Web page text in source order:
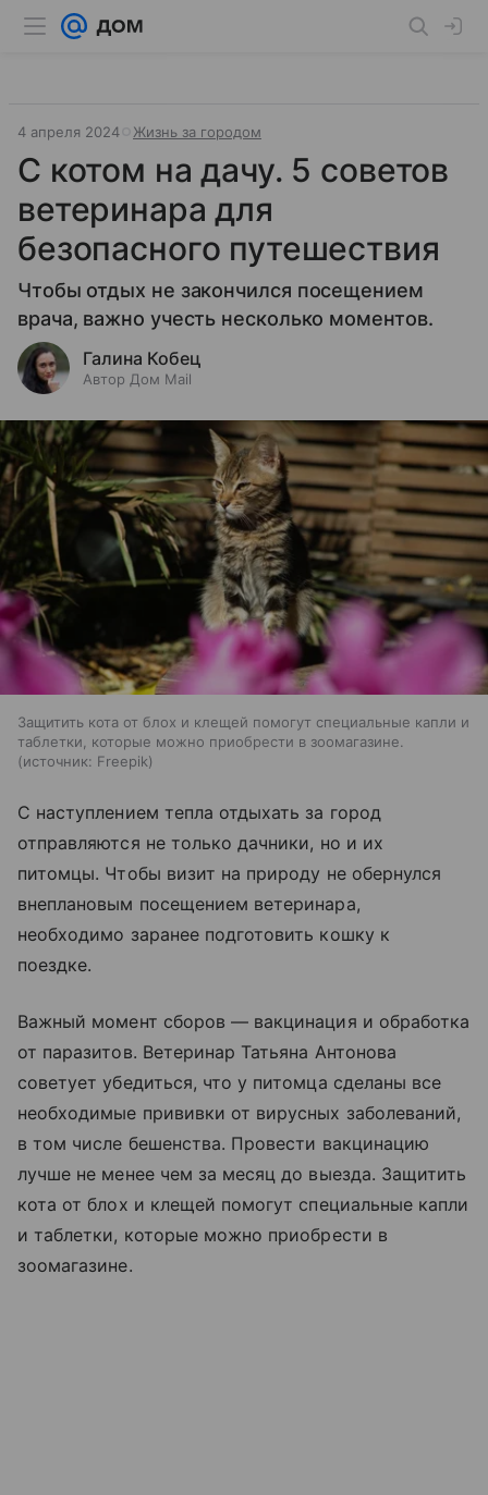
4 апреля 2024 Жизнь за городом
С котом на дачу. 5 советов
ветеринара для
безопасного путешествия
Чтобы отдых не закончился посещением
врача, важно учесть несколько моментов.
Галина Кобец
Автор Дом Mail
Защитить кота от блох и клещей помогут специальные капли и
таблетки, которые можно приобрести в зоомагазине.
источник: Freepik
С наступлением тепла отдыхать за город
отправляются не только дачники, но и их
питомцы. Чтобы визит на природу не обернулся
внеплановым посещением ветеринара,
необходимо заранее подготовить кошку к
поездке.
Важный момент сборов — вакцинация и обработка
от паразитов. Ветеринар Татьяна Антонова
советует убедиться, что у питомца сделаны все
необходимые прививки от вирусных заболеваний,
в том числе бешенства. Провести вакцинацию
лучше не менее чем за месяц до выезда. Защитить
кота от блох и клещей помогут специальные капли
и таблетки, которые можно приобрести в
зоомагазине.